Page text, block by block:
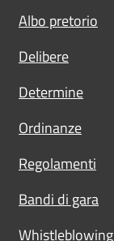
Albo pretorio
Delibere
Determine
Ordinanze
Regolamenti
Bandi di gara
Whistleblowing